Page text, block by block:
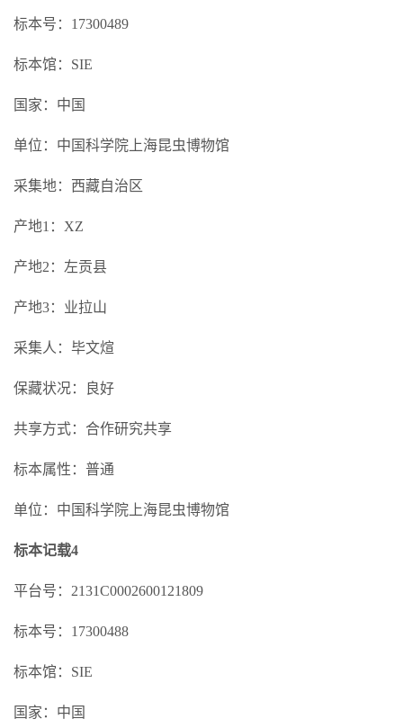
标本号：17300489
标本馆：SIE
国家：中国
单位：中国科学院上海昆虫博物馆
采集地：西藏自治区
产地1：XZ
产地2：左贡县
产地3：业拉山
采集人：毕文煊
保藏状况：良好
共享方式：合作研究共享
标本属性：普通
单位：中国科学院上海昆虫博物馆
标本记载4
平台号：2131C0002600121809
标本号：17300488
标本馆：SIE
国家：中国